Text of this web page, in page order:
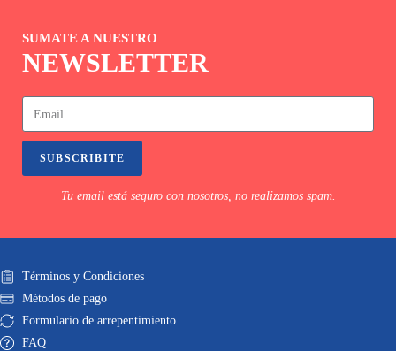
SUMATE A NUESTRO
NEWSLETTER
SUBSCRIBITE
Tu email está seguro con nosotros, no realizamos spam.
Términos y Condiciones
Métodos de pago
Formulario de arrepentimiento
FAQ